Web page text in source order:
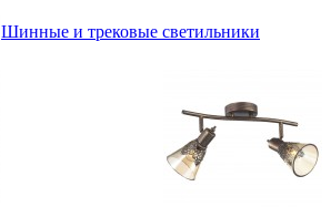
Шинные и трековые светильники